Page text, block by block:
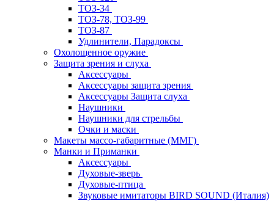
ТОЗ-34
ТОЗ-78, ТОЗ-99
ТОЗ-87
Удлинители, Парадоксы
Охолощенное оружие
Защита зрения и слуха
Аксессуары
Аксессуары защита зрения
Аксессуары Защита слуха
Наушники
Наушники для стрельбы
Очки и маски
Макеты массо-габаритные (ММГ)
Манки и Приманки
Аксессуары
Духовые-зверь
Духовые-птица
Звуковые имитаторы BIRD SOUND (Италия)